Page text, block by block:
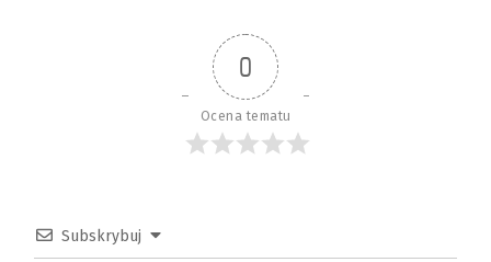
0
Ocena tematu
Subskrybuj